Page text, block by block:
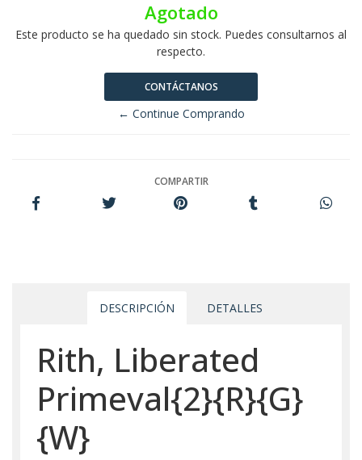
Agotado
Este producto se ha quedado sin stock. Puedes consultarnos al
respecto.
CONTÁCTANOS
← Continue Comprando
COMPARTIR
DESCRIPCIÓN DETALLES
Rith, Liberated
Primeval{2}{R}{G}
{W}